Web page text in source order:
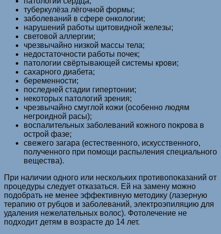
туберкулёза лёгочной формы;
заболеваний в сфере онкологии;
нарушений работы щитовидной железы;
световой аллергии;
чрезвычайно низкой массы тела;
недостаточности работы почек;
патологии свёртывающей системы крови;
сахарного диабета;
беременности;
последней стадии гипертонии;
некоторых патологий зрения;
чрезвычайно смуглой кожи (особенно людям
негроидной расы);
воспалительных заболеваний кожного покрова в
острой фазе;
свежего загара (естественного, искусственного,
полученного при помощи распыления специального
вещества).
При наличии одного или нескольких противопоказаний от
процедуры следует отказаться. Ей на замену можно
подобрать не менее эффективную методику (лазерную
терапию от рубцов и заболеваний, электроэпиляцию для
удаления нежелательных волос). Фотолечение не
подходит детям в возрасте до 14 лет.